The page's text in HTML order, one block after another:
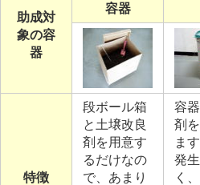
助成対
象の容
器
容器
特徴
段ボール箱
と土壌改良
剤を用意す
るだけなの
で、あまり
容
剤
ま
発
く